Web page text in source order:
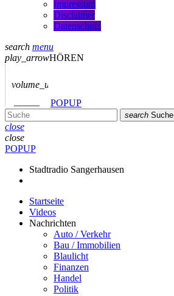
Impressum
Disclaimer
Datenschutz
search menu
play_arrowHÖREN
volume_up
POPUP
search Suche
close
close
POPUP
Stadtradio Sangerhausen
Startseite
Videos
Nachrichten
Auto / Verkehr
Bau / Immobilien
Blaulicht
Finanzen
Handel
Politik